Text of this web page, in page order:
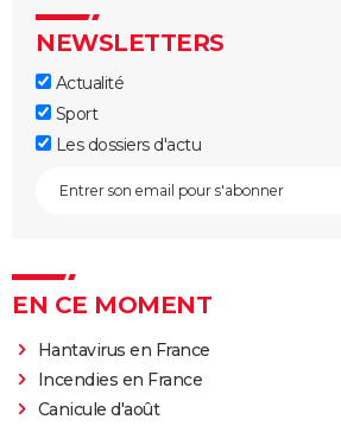
NEWSLETTERS
Actualité
Sport
Les dossiers d'actu
EN CE MOMENT
Hantavirus en France
Incendies en France
Canicule d'août